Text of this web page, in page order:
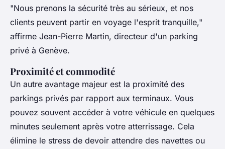
"Nous prenons la sécurité très au sérieux, et nos
clients peuvent partir en voyage l'esprit tranquille,"
affirme Jean-Pierre Martin, directeur d'un parking
privé à Genève.
Proximité et commodité
Un autre avantage majeur est la proximité des
parkings privés par rapport aux terminaux. Vous
pouvez souvent accéder à votre véhicule en quelques
minutes seulement après votre atterrissage. Cela
élimine le stress de devoir attendre des navettes ou